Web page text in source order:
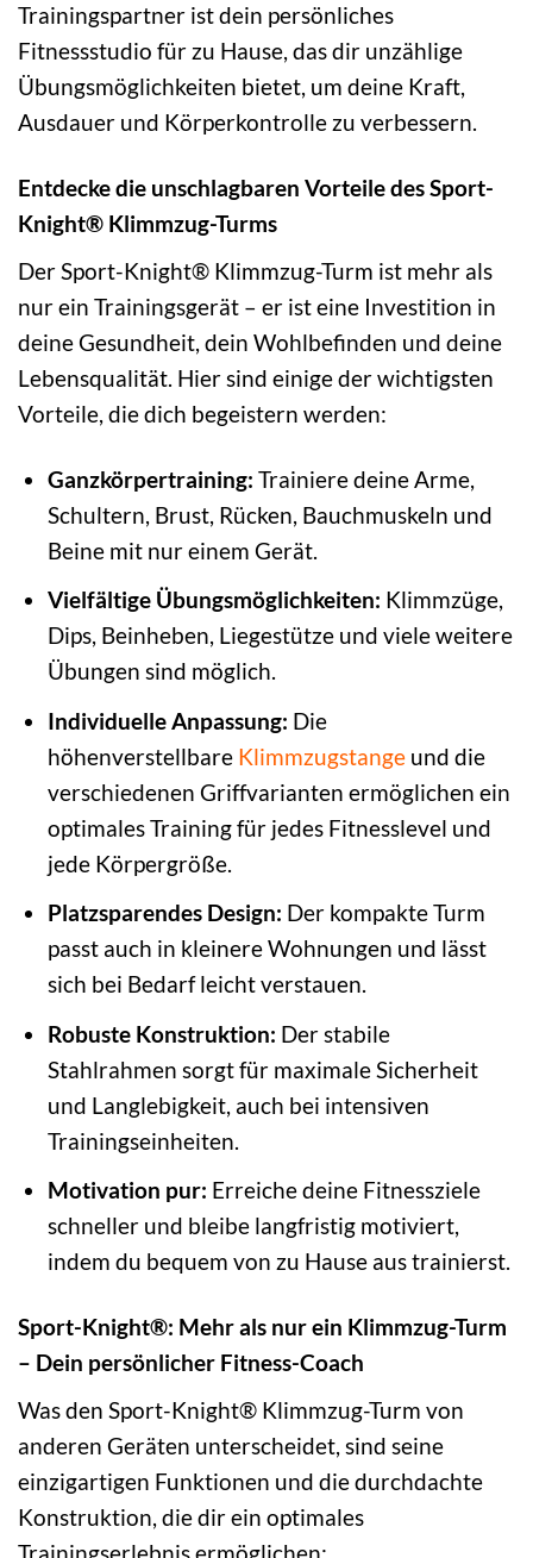
Trainingspartner ist dein persönliches
Fitnessstudio für zu Hause, das dir unzählige
Übungsmöglichkeiten bietet, um deine Kraft,
Ausdauer und Körperkontrolle zu verbessern.
Entdecke die unschlagbaren Vorteile des Sport-
Knight® Klimmzug-Turms
Der Sport-Knight® Klimmzug-Turm ist mehr als
nur ein Trainingsgerät – er ist eine Investition in
deine Gesundheit, dein Wohlbefinden und deine
Lebensqualität. Hier sind einige der wichtigsten
Vorteile, die dich begeistern werden:
Ganzkörpertraining: Trainiere deine Arme,
Schultern, Brust, Rücken, Bauchmuskeln und
Beine mit nur einem Gerät.
Vielfältige Übungsmöglichkeiten: Klimmzüge,
Dips, Beinheben, Liegestütze und viele weitere
Übungen sind möglich.
Individuelle Anpassung: Die
höhenverstellbare Klimmzugstangeund die
verschiedenen Griffvarianten ermöglichen ein
optimales Training für jedes Fitnesslevel und
jede Körpergröße.
Platzsparendes Design: Der kompakte Turm
passt auch in kleinere Wohnungen und lässt
sich bei Bedarf leicht verstauen.
Robuste Konstruktion: Der stabile
Stahlrahmen sorgt für maximale Sicherheit
und Langlebigkeit, auch bei intensiven
Trainingseinheiten.
Motivation pur: Erreiche deine Fitnessziele
schneller und bleibe langfristig motiviert,
indem du bequem von zu Hause aus trainierst.
Sport-Knight®: Mehr als nur ein Klimmzug-Turm
– Dein persönlicher Fitness-Coach
Was den Sport-Knight® Klimmzug-Turm von
anderen Geräten unterscheidet, sind seine
einzigartigen Funktionen und die durchdachte
Konstruktion, die dir ein optimales
Trainingserlebnis ermöglichen: